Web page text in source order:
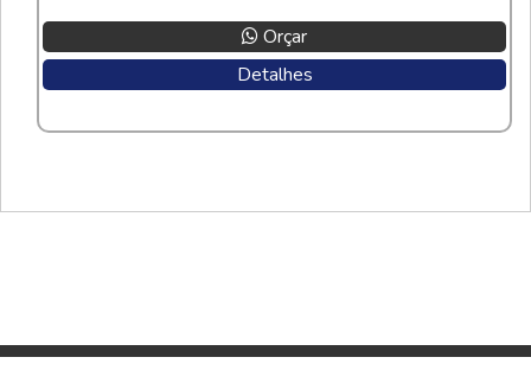
Orçar
Detalhes